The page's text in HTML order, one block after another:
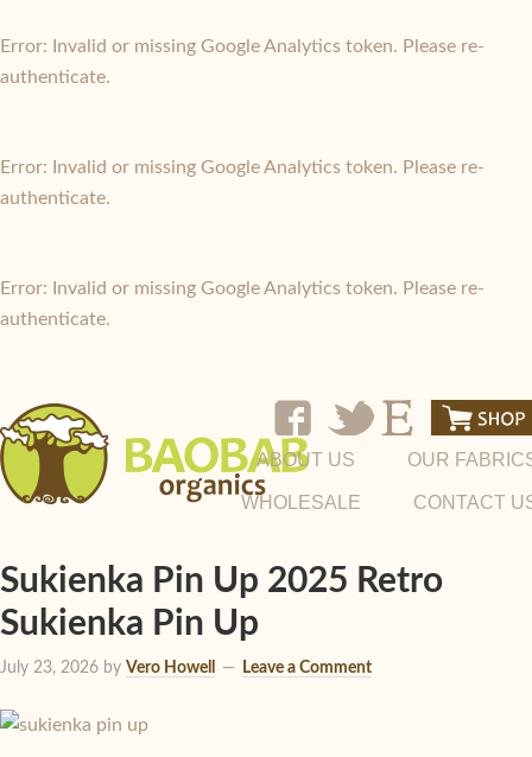
Error: Invalid or missing Google Analytics token. Please re-
authenticate.
Error: Invalid or missing Google Analytics token. Please re-
authenticate.
Error: Invalid or missing Google Analytics token. Please re-
authenticate.
ABOUT US OUR
WHOLESALE CONTACT
Sukienka Pin Up 2025 Retro
Sukienka Pin Up
July 23, 2026 by Vero Howell Leave a Comment